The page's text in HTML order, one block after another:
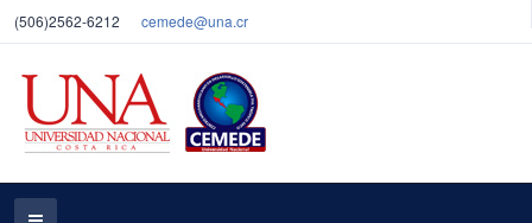
(506)2562-6212 cemede@una.cr